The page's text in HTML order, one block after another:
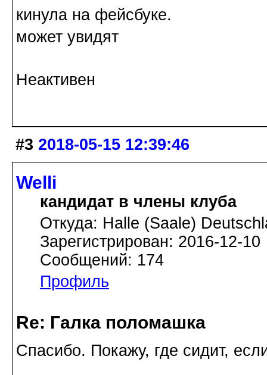
кинула на фейсбуке.
может увидят
Неактивен
#3 2018-05-15 12:39:46
Welli
кандидат в члены клуба
Откуда: Halle (Saale)
Зарегистрирован: 2016-12-10
Сообщений: 174
Профиль
Re: Галка поломашка
Спасибо. Покажу, где сидит,